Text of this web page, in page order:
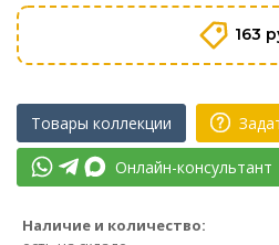
163
Товары коллекции
Онлайн-консультант
Наличие и количество: